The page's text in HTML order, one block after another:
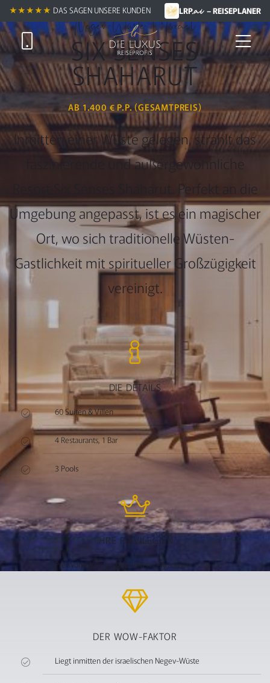
★★★★★ DAS SAGEN UNSERE KUNDEN LRP.ai – REISEPLANER
★★★★★★
Negev-Wüste | Israel
SIX SENSES
SHAHARUT
AB 1.400 € P.P. (GESAMTPREIS)
Inmitten einer Wüste gelegen, strahlt das
faszinierende und außergewöhnliche
Resort Six Senses Shaharut. Perfekt an die
Umgebung angepasst, ist es ein magischer
Ort, wo sich traditionelle Wüsten-
Gastlichkeit mit spiritueller Großzügigkeit
vereinigt.
DIE DETAILS
60 Suiten & Villen
4 Restaurants, 1 Bar
3 Pools
IHRE PRIVILEGIEN
Preisvorteile in ausgewählten Zeiträumen
DER WOW-FAKTOR
Liegt inmitten der israelischen Negev-Wüste